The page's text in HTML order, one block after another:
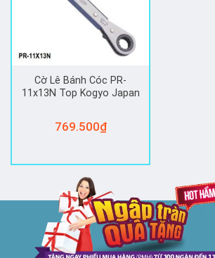
Cờ Lê Bánh Cóc PR-
11x13N Top Kogyo Japan
769.500₫